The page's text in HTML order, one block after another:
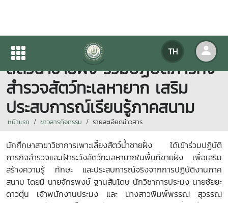
TH
นักศึกษาสาขาวิชาการเพาะเลี้ยง
สัตว์น้ำชายฝั่ง ร่วมปฏิบัติภารกิจ
สำรวจสัตว์ทะเลหายาก เสริม
ประสบการณ์เรียนรู้ภาคสนาม
หน้าแรก ข่าวสารกิจกรรม รายละเอียดข่าวสาร
นักศึกษาสาขาวิชาการเพาะเลี้ยงสัตว์น้ำชายฝั่ง ได้เข้าร่วมปฏิบัติ
ภารกิจสำรวจและเฝ้าระวังสัตว์ทะเลหายากในพื้นที่ชายฝั่ง เพื่อเสริม
สร้างความรู้ ทักษะ และประสบการณ์จริงจากการปฏิบัติงานภาค
สนาม โดยมี นายจักรพงษ์ ฐานสันโดษ นักวิชาการประมง นายชัยยะ
ดาวตุ่น เจ้าพนักงานประมง และ นางสาวพิมพ์พรรณ สุวรรณ